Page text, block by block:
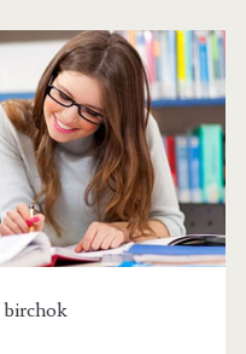
birchok